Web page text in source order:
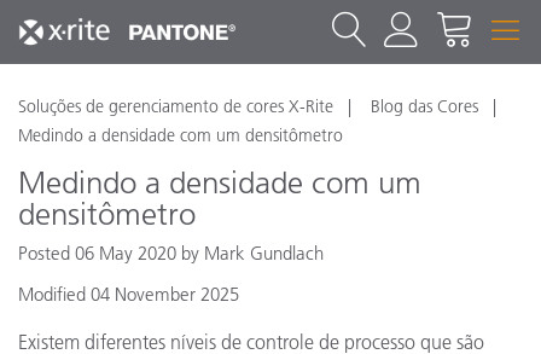
Soluções de gerenciamento de cores X-Rite
Blog das Cores
Medindo a densidade com um densitômetro
Medindo a densidade com um
densitômetro
Posted 06 May 2020 by Mark Gundlach
Modified 04 November 2025
Existem diferentes níveis de controle de processo que são